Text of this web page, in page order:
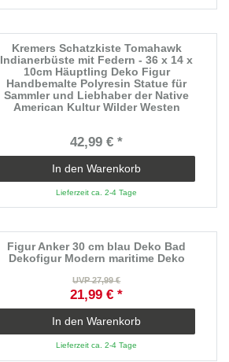
Kremers Schatzkiste Tomahawk
Indianerbüste mit Federn - 36 x 14 x
10cm Häuptling Deko Figur
Handbemalte Polyresin Statue für
Sammler und Liebhaber der Native
American Kultur Wilder Westen
42,99 € *
In den Warenkorb
Lieferzeit ca. 2-4 Tage
Figur Anker 30 cm blau Deko Bad
Dekofigur Modern maritime Deko
UVP 27,99 €
21,99 € *
In den Warenkorb
Lieferzeit ca. 2-4 Tage